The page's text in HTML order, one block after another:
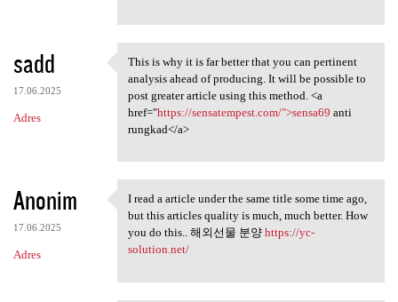
sadd
17.06.2025
Adres
This is why it is far better
This is why it is far better that you can pertinent
analysis ahead of producing. It will be possible to
post greater article using this method. <a
href="https://sensatempest.com/">sensa69 anti
rungkad</a>
Anonim
17.06.2025
Adres
I read a article under the
I read a article under the same title some time ago,
but this articles quality is much, much better. How
you do this.. 해외선물 분양 https://yc-
solution.net/